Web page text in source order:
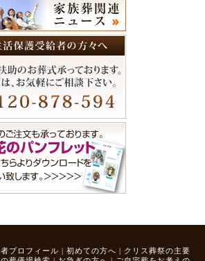
プロフィール | 初めての方へ | クリス葬祭の主要